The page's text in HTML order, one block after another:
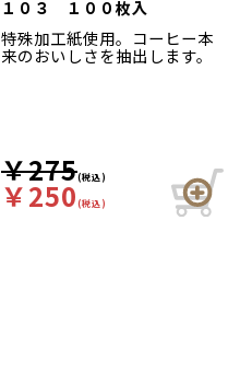
１０３ １００枚入
特殊加工紙使用。コーヒー本
来のおいしさを抽出します。
￥275(税込)
￥250(税込)